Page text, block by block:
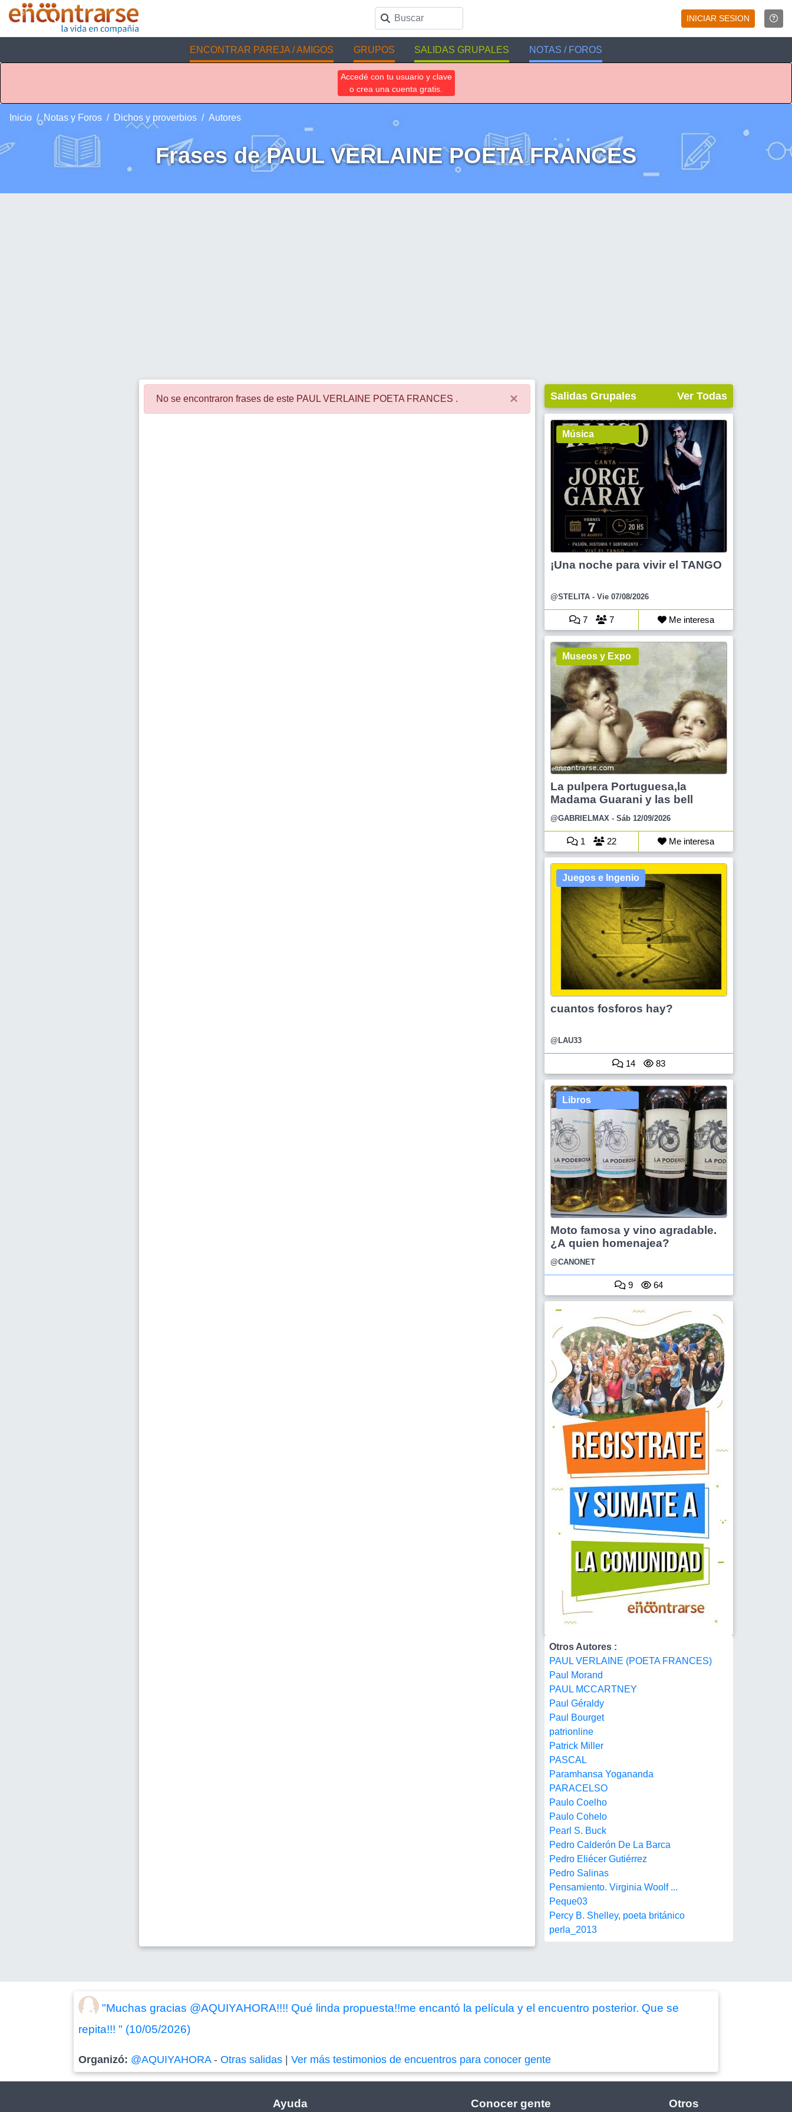
INICIAR SESION
ENCONTRAR PAREJA / AMIGOS GRUPOS SALIDAS GRUPALES NOTAS / FOROS
Accedé con tu usuario y clave
o crea una cuenta gratis.
Inicio Notas y Foros Dichos y proverbios Autores
Frases de PAUL VERLAINE POETA FRANCES
No se encontraron frases de este PAUL VERLAINE POETA FRANCES . × Salidas Grupales Ver Todas
Música
¡Una noche para vivir el TANGO
@STELITA - Vie 07/08/2026
7 7 Me interesa
Museos y Expo
La pulpera Portuguesa,la
Madama Guarani y las bell
@GABRIELMAX - Sáb 12/09/2026
1 22 Me interesa
Juegos e Ingenio
cuantos fosforos hay?
@LAU33
14 83
Libros
Moto famosa y vino agradable.
¿A quien homenajea?
@CANONET
9 64
Otros Autores :
PAUL VERLAINE (POETA FRANCES)
Paul Morand
PAUL MCCARTNEY
Paul Géraldy
Paul Bourget
patrionline
Patrick Miller
PASCAL
Paramhansa Yogananda
PARACELSO
Paulo Coelho
Paulo Cohelo
Pearl S. Buck
Pedro Calderón De La Barca
Pedro Eliécer Gutiérrez
Pedro Salinas
Pensamiento. Virginia Woolf ...
Peque03
Percy B. Shelley, poeta británico
perla_2013
"Muchas gracias @AQUIYAHORA!!!! Qué linda propuesta!!me encantó la película y el encuentro posterior. Que se
repita!!! " (10/05/2026)
Organizó: @AQUIYAHORA-Otras salidas |Ver más testimonios de encuentros para conocer gente
Ayuda Conocer gente Otros